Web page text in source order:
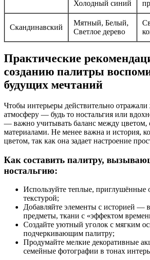
Холодный синий
Скандинавский
Мятный, Белый,
Светлое дерево
Практические
созданию палитры
будущих мечтаний
Чтобы интерьеры действительно
атмосферу — будь то ностальгия или
— важно учитывать баланс между цветом,
материалами. Не менее важна и история,
цветом, так как она задает настроение
Как составить палитру,
ностальгию:
Используйте теплые, приглушённые
текстурой;
Добавляйте элементы с историей —
предметы, ткани с «эффектом
Создайте уютный уголок с мягким
подчеркивающим палитру;
Продумайте мелкие декоративные
семейные фотографии в тонах